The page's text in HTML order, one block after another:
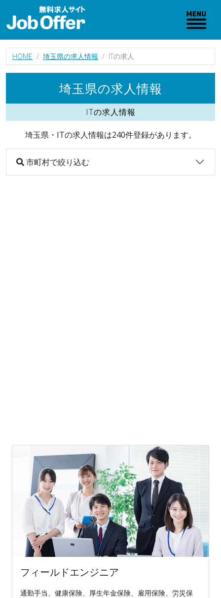
HOME 埼玉県の求人情報 ITの求人
埼玉県の求人情報
ITの求人情報
埼玉県・ITの求人情報は240件登録があります。
市町村で絞り込む
フィールドエンジニア
通勤手当、健康保険、厚生年金保険、雇用保険、労災保